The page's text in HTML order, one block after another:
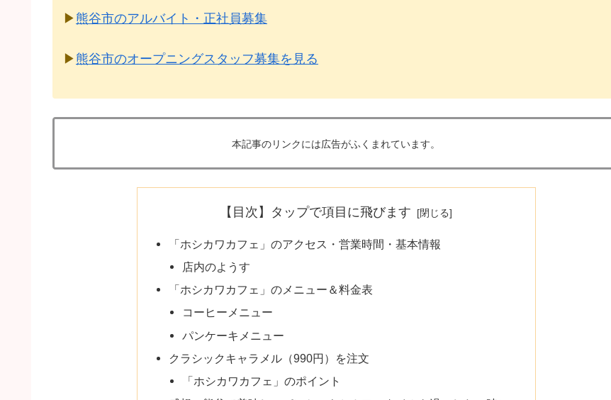
▶ 熊谷市のアルバイト・正社員募集
▶ 熊谷市のオープニングスタッフ募集を見る
本記事のリンクには広告がふくまれています。
【目次】タップで項目に飛びます
「ホシカワカフェ」のアクセス・営業時間・基本情報
店内のようす
「ホシカワカフェ」のメニュー＆料金表
コーヒーメニュー
パンケーキメニュー
クラシックキャラメル（990円）を注文
「ホシカワカフェ」のポイント